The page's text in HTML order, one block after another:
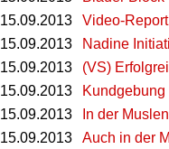
15.09.2013
Video-
15.09.2013
Nadine
15.09.2013
(VS)
15.09.2013
15.09.2013
In der Muslen
15.09.2013
Auch in der